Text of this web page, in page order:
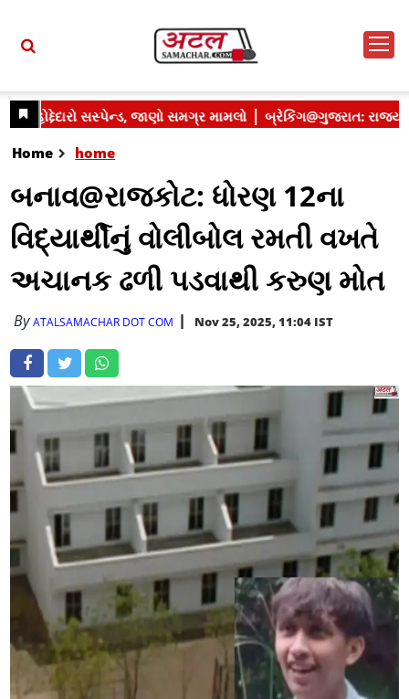
Home home
બનાવ@રાજકોટ: ધોરણ 12ના
વિદ્યાર્થીનું વોલીબોલ રમતી વખતે
અચાનક ઢળી પડવાથી કરુણ મોત
ByATALSAMACHAR DOT COM Nov 25, 2025, 11:04 IST